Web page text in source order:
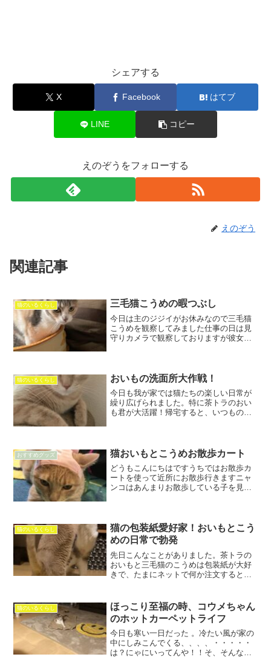
シェアする
X Facebook はてブ
LINE コピー
えのぞうをフォローする
えのぞう
関連記事
猫のいるくらし 三毛猫こうめの暇つぶし
今日は主のジジイがお休みなので三毛猫
こうめを観察してみました仕事の日は見
守りカメラで観察しておりますが彼女は
外と寝ないでどたどたして...
猫のいるくらし おいもの洗面所大作戦！
今日も我が家では猫たちの楽しい日常が
繰り広げられました。特に茶トラのおい
も君が大活躍！帰宅すると、いつものよ
の要求は明確で、「あけろ...
おすすめグッズ 猫おいもとこうめお散歩カート
どうもこんにちはですうちではお散歩カ
ートを使って近所にお散歩行きますニャ
ンコはあんまりお散歩している子を見か
散歩カート同じような方が...
猫のいるくらし
猫の包装紙愛好家！おいもとこう
めの日常で勃発
先日こんなことがありました。茶トラの
おいもと三毛猫のこうめは包装紙が大好
きで、たまにネットで何か注文すると、
匹とも包装紙の上でくつろいでいます。
何がそんなに魅力的なの...
猫のいるくらし
ほっこり至福の時、コウメちゃん
のホットカーペットライフ
今日も寒い一日だった 。冷たい風が家の
中にしみこんでくる、、、、・・・・・
は？にゃにいってんや！！そ、そんな